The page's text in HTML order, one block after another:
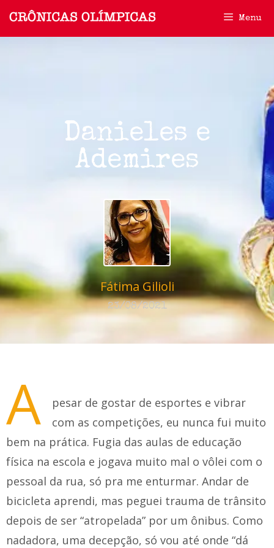
Menu
Danieles e
Ademires
Fátima Gilioli
23/08/2021
A
pesar de gostar de esportes e vibrar
com as competições, eu nunca fui muito
bem na prática. Fugia das aulas de educação
física na escola e jogava muito mal o vôlei com o
pessoal da rua, só pra me enturmar. Andar de
bicicleta aprendi, mas peguei trauma de trânsito
depois de ser “atropelada” por um ônibus. Como
nadadora, uma decepção, só vou até onde “dá